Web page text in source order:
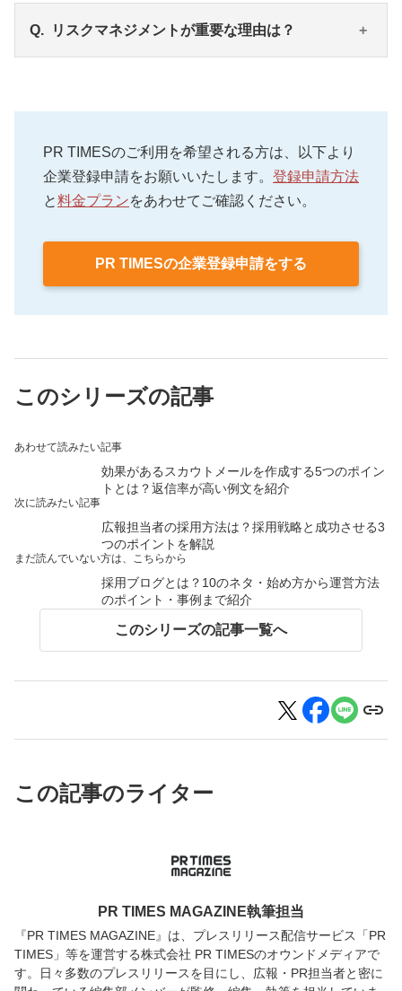
きてしまう前に、起こりうるリスクを想定し、対策
を講じておくことが大切です。
1. 投機的リスク…投資や金利変動、新商品の開発な
ど、損失と利益の双方をもたらす可能性のあるリス
リスクマネジメントが重要な理由は？
重要となります。
・リスクが多様化している現代において、危機が発
生した際の被害や損害を最小限に抑えることができ
PR TIMESのご利用を希望される方は、以下より
企業登録申請をお願いいたします。 登録申請方法
と料金プランをあわせてご確認ください。
PR TIMESの企業登録申請をする
このシリーズの記事
あわせて読みたい記事
効果があるスカウトメールを作成する5つのポイン
トとは？返信率が高い例文を紹介
次に読みたい記事
広報担当者の採用方法は？採用戦略と成功させる3
つのポイントを解説
まだ読んでいない方は、こちらから
採用ブログとは？10のネタ・始め方から運営方法
のポイント・事例まで紹介
このシリーズの記事一覧へ
この記事のライター
PR TIMES MAGAZINE執筆担当
『PR TIMES MAGAZINE』は、プレスリリース配信サービス「PR
TIMES」等を運営する株式会社 PR TIMESのオウンドメディアで
す。日々多数のプレスリリースを目にし、広報・PR担当者と密に